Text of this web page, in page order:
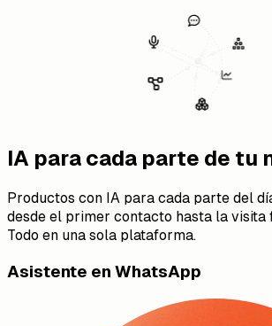
IA para cada parte de tu
Productos con IA para cada parte del
desde el primer contacto hasta la visita
Todo en una sola plataforma.
Asistente en WhatsApp